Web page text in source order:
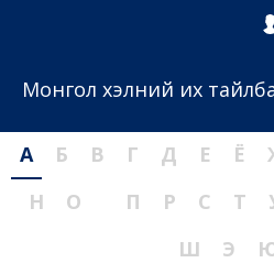
Монгол хэлний их
А Б В Г Д Е Ё
Н
О П Р С Т
Ш
Э